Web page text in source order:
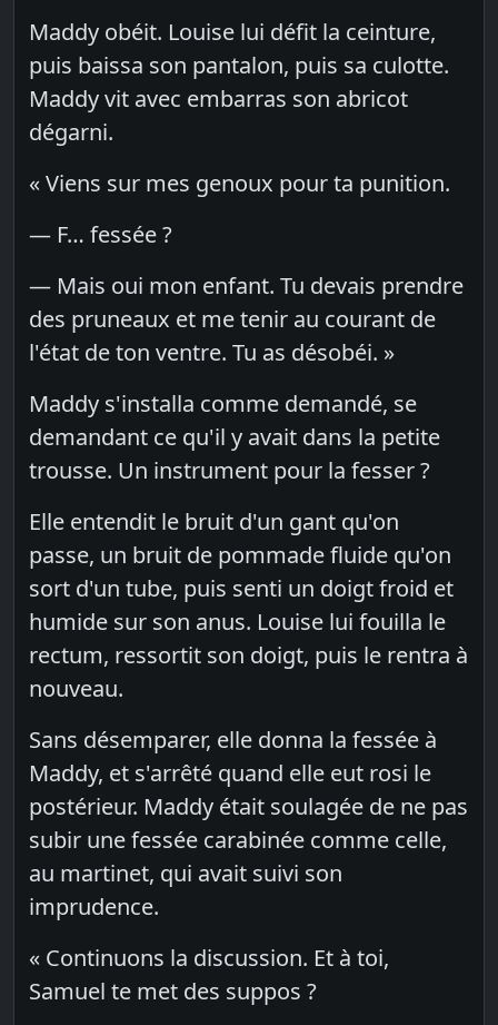
Maddy obéit. Louise lui défit la ceinture,
puis baissa son pantalon, puis sa culotte.
Maddy vit avec embarras son abricot
dégarni.
« Viens sur mes genoux pour ta punition.
— F… fessée ?
— Mais oui mon enfant. Tu devais prendre
des pruneaux et me tenir au courant de
l'état de ton ventre. Tu as désobéi. »
Maddy s'installa comme demandé, se
demandant ce qu'il y avait dans la petite
trousse. Un instrument pour la fesser ?
Elle entendit le bruit d'un gant qu'on
passe, un bruit de pommade fluide qu'on
sort d'un tube, puis senti un doigt froid et
humide sur son anus. Louise lui fouilla le
rectum, ressortit son doigt, puis le rentra à
nouveau.
Sans désemparer, elle donna la fessée à
Maddy, et s'arrêté quand elle eut rosi le
postérieur. Maddy était soulagée de ne pas
subir une fessée carabinée comme celle,
au martinet, qui avait suivi son
imprudence.
« Continuons la discussion. Et à toi,
Samuel te met des suppos ?